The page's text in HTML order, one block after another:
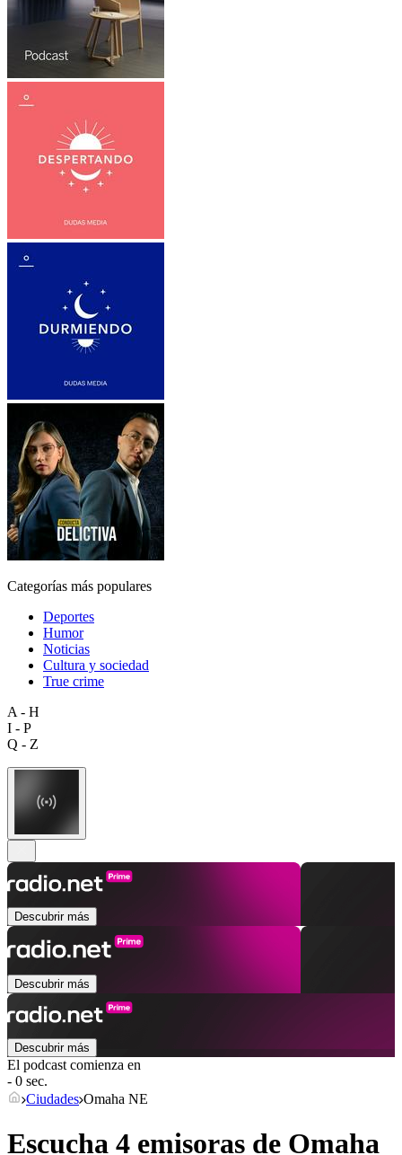
Categorías más populares
Deportes
Humor
Noticias
Cultura y sociedad
True crime
A - H
I - P
Q - Z
Descubrir más
Descubrir más
Descubrir más
El podcast comienza en
- 0 sec.
Ciudades Omaha NE
Escucha 4 emisoras de Omaha